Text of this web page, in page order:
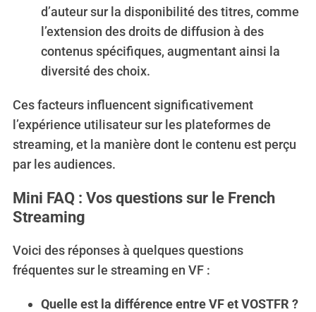
d’auteur sur la disponibilité des titres, comme
l’extension des droits de diffusion à des
contenus spécifiques, augmentant ainsi la
diversité des choix.
Ces facteurs influencent significativement
l’expérience utilisateur sur les plateformes de
streaming, et la manière dont le contenu est perçu
par les audiences.
Mini FAQ : Vos questions sur le French
Streaming
Voici des réponses à quelques questions
fréquentes sur le streaming en VF :
Quelle est la différence entre VF et VOSTFR ?
h
f
o
r